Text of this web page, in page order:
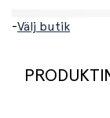
-Välj butik